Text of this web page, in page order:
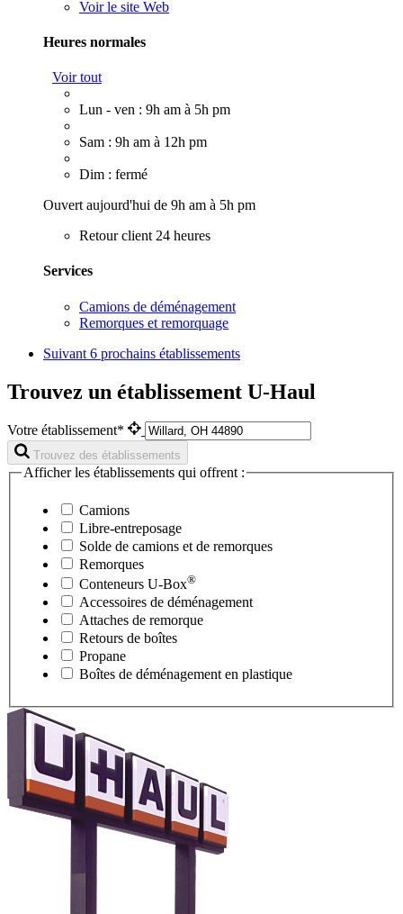
Voir le site Web
Heures normales
Voir tout
Lun - ven : 9h am à 5h pm
Sam : 9h am à 12h pm
Dim : fermé
Ouvert aujourd'hui de 9h am à 5h pm
Retour client 24 heures
Services
Camions de déménagement
Remorques et remorquage
Suivant 6 prochains établissements
Trouvez un établissement U-Haul
Votre établissement*
Trouvez des établissements
Afficher les établissements qui offrent :
Camions
Libre-entreposage
Solde de camions et de remorques
Remorques
Conteneurs U-Box®
Accessoires de déménagement
Attaches de remorque
Retours de boîtes
Propane
Boîtes de déménagement en plastique